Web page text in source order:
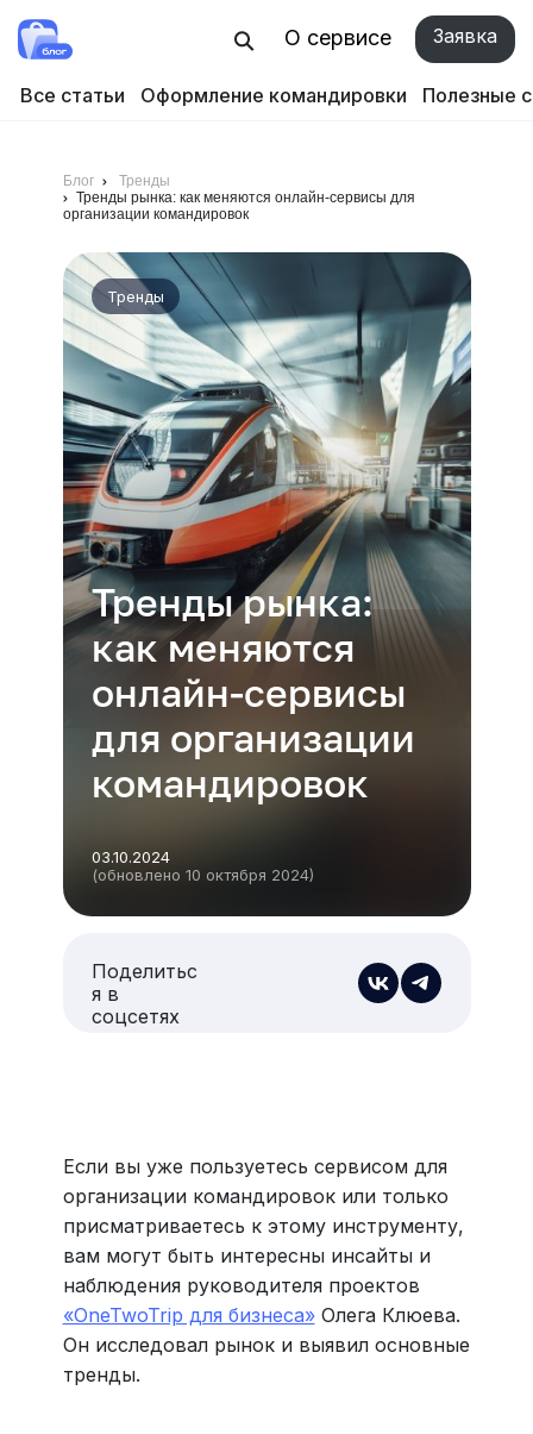
О сервисе Заявка
Все статьи Оформление командировки Полезные
Блог
Тренды
Тренды рынка: как меняются онлайн-сервисы для
организации командировок
Тренды
Тренды рынка:
как меняются
онлайн-сервисы
для организации
командировок
03.10.2024
(обновлено 10 октября 2024)
Поделитьс
я в
соцсетях
Если вы уже пользуетесь сервисом для
организации командировок или только
присматриваетесь к этому инструменту,
вам могут быть интересны инсайты и
наблюдения руководителя проектов
«OneTwoTrip для бизнеса»Олега Клюева.
Он исследовал рынок и выявил основные
тренды.